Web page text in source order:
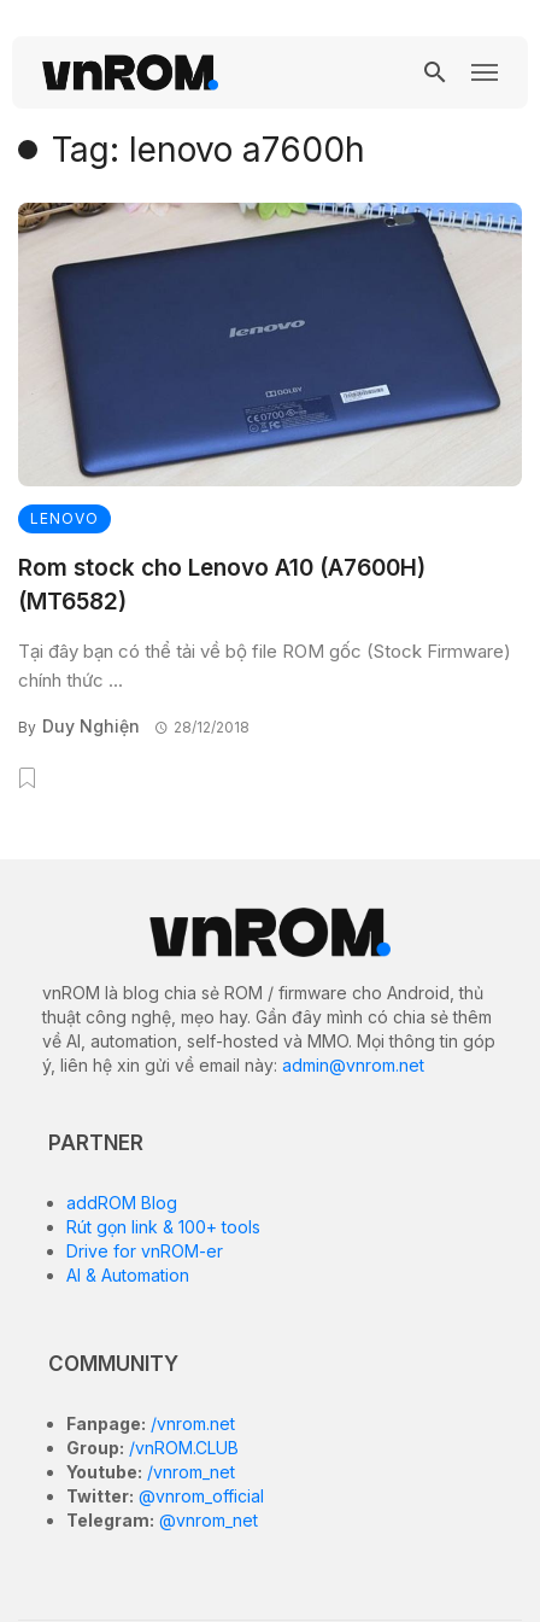
Tag: lenovo a7600h
LENOVO
Rom stock cho Lenovo A10 (A7600H)
(MT6582)
Tại đây bạn có thể tải về bộ file ROM gốc (Stock Firmware)
chính thức ...
By Duy Nghiện 28/12/2018
vnROM là blog chia sẻ ROM / firmware cho Android, thủ
thuật công nghệ, mẹo hay. Gần đây mình có chia sẻ thêm
về AI, automation, self-hosted và MMO. Mọi thông tin góp
ý, liên hệ xin gửi về email này: admin@vnrom.net
PARTNER
addROM Blog
Rút gọn link & 100+ tools
Drive for vnROM-er
AI & Automation
COMMUNITY
Fanpage: /vnrom.net
Group: /vnROM.CLUB
Youtube: /vnrom_net
Twitter: @vnrom_official
Telegram: @vnrom_net